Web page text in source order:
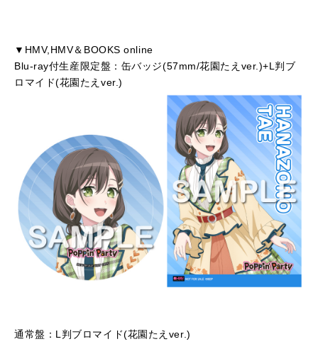
▼HMV,HMV＆BOOKS online
Blu-ray付生産限定盤：缶バッジ(57mm/花園たえver.)+L判ブ
ロマイド(花園たえver.)
通常盤：L判ブロマイド(花園たえver.)